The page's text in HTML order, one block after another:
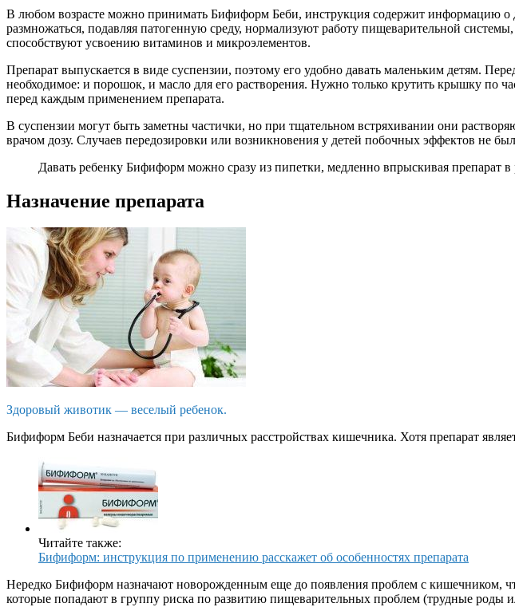
В любом возрасте можно принимать Бифиформ Беби, инструкция содержит информацию о
размножаться, подавляя патогенную среду, нормализуют работу пищеварительной
способствуют усвоению витаминов и микроэлементов.
Препарат выпускается в виде суспензии, поэтому его удобно давать маленьким детям.
необходимое: и порошок, и масло для его растворения. Нужно только крутить крышку по
перед каждым применением препарата.
В суспензии могут быть заметны частички, но при тщательном встряхивании они
врачом дозу. Случаев передозировки или возникновения у детей побочных эффектов не
Давать ребенку Бифиформ можно сразу из пипетки, медленно впрыскивая препарат
Назначение препарата
Здоровый животик — веселый ребенок.
Бифиформ Беби назначается при различных расстройствах кишечника. Хотя препарат
Читайте также:
Бифиформ: инструкция по применению расскажет об особенностях препарата
Нередко Бифиформ назначают новорожденным еще до появления проблем с кишечником,
которые попадают в группу риска по развитию пищеварительных проблем (трудные